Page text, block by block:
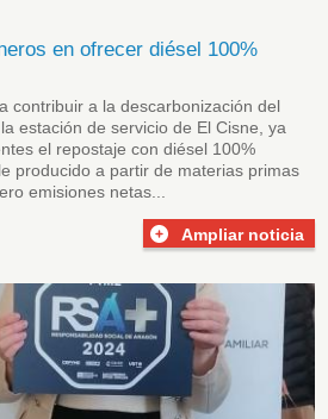
en ofrecer diésel 100%
contribuir a la descarbonización del
estación de servicio de El Cisne, ya
el repostaje con diésel 100%
producido a partir de materias primas
emisiones netas...
Ampliar noticia